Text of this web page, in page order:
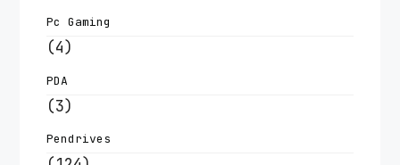
Pc Gaming
(4)
PDA
(3)
Pendrives